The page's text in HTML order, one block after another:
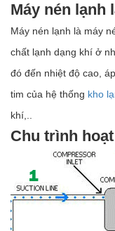
Máy nén lạnh
Máy nén lạnh là máy
chất lạnh dạng khí ở
đó đến nhiệt độ cao,
tim của hệ thống kho
khí,..
Chu trình